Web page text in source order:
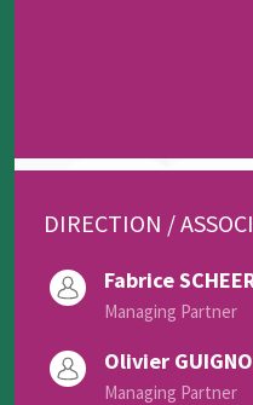
DIRECTION /
Fabrice
Managing Partner
Olivier
Managing Partner